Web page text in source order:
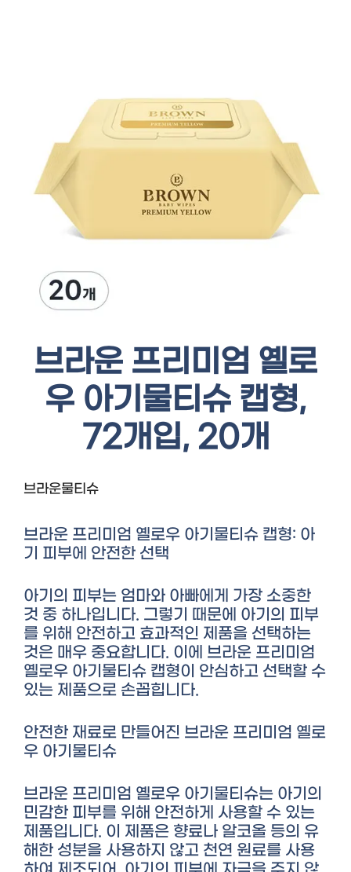
브라운 프리미엄 옐로
우 아기물티슈 캡형,
72개입, 20개
브라운물티슈
브라운 프리미엄 옐로우 아기물티슈 캡형: 아
기 피부에 안전한 선택
아기의 피부는 엄마와 아빠에게 가장 소중한
것 중 하나입니다. 그렇기 때문에 아기의 피부
를 위해 안전하고 효과적인 제품을 선택하는
것은 매우 중요합니다. 이에 브라운 프리미엄
옐로우 아기물티슈 캡형이 안심하고 선택할 수
있는 제품으로 손꼽힙니다.
안전한 재료로 만들어진 브라운 프리미엄 옐로
우 아기물티슈
브라운 프리미엄 옐로우 아기물티슈는 아기의
민감한 피부를 위해 안전하게 사용할 수 있는
제품입니다. 이 제품은 향료나 알코올 등의 유
해한 성분을 사용하지 않고 천연 원료를 사용